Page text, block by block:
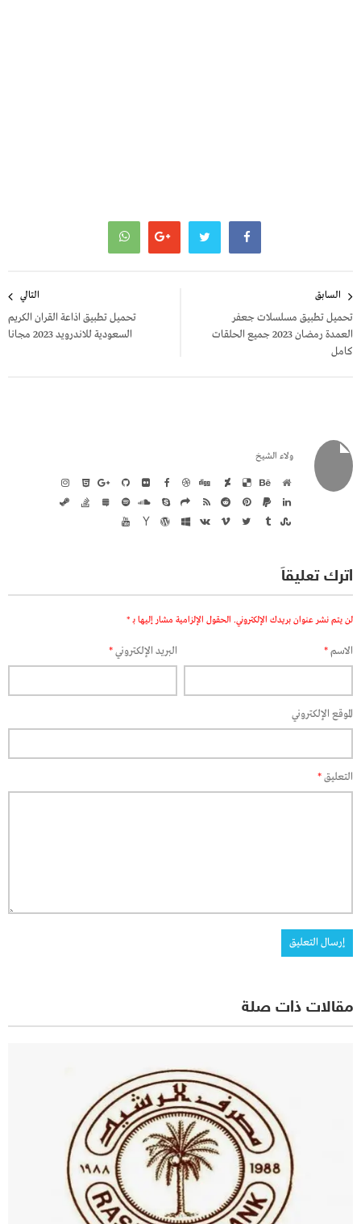
المقالات
السابق
تحميل تطبيق مسلسلات جعفر
العمدة رمضان 2023 جميع الحلقات
كامل
التالي
تحميل تطبيق اذاعة القران الكريم
السعودية للاندرويد 2023 مجانا
ولاء الشيخ
اترك تعليقاً
لن يتم نشر عنوان بريدك الإلكتروني. الحقول الإلزامية مشار إليها بـ *
الاسم* البريد الإلكتروني*
الموقع الإلكتروني
التعليق*
مقالات ذات صلة